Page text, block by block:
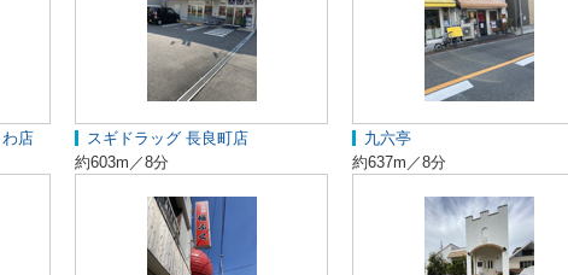
店
スギドラッグ 長良町店
約603m／8分
九六亭
約637m／8分